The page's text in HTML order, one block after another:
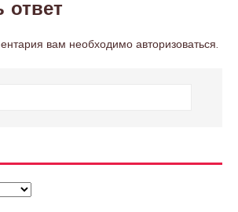
ответ
вам необходимо авторизоваться.